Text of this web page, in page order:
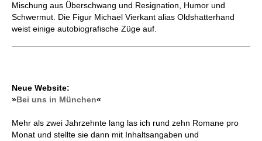
Mischung aus Überschwang und Resignation, Humor und
Schwermut. Die Figur Michael Vierkant alias Oldshatterhand
weist einige autobiografische Züge auf.
Neue Website:
»Bei uns in München«
Mehr als zwei Jahrzehnte lang las ich rund zehn Romane pro
Monat und stellte sie dann mit Inhaltsangaben und